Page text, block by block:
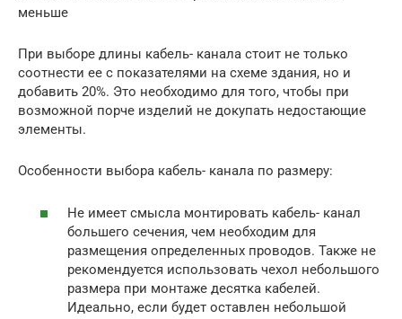
меньше
При выборе длины кабель- канала стоит не только
соотнести ее с показателями на схеме здания, но и
добавить 20%. Это необходимо для того, чтобы при
возможной порче изделий не докупать недостающие
элементы.
Особенности выбора кабель- канала по размеру:
Не имеет смысла монтировать кабель- канал
большего сечения, чем необходим для
размещения определенных проводов. Также не
рекомендуется использовать чехол небольшого
размера при монтаже десятка кабелей.
Идеально, если будет оставлен небольшой